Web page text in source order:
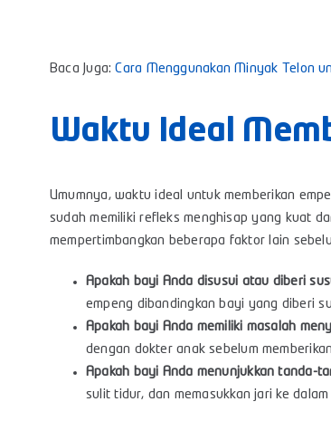
Baca Juga:Cara Menggunakan Minyak Telon
Waktu Ideal
Umumnya, waktu ideal untuk memberikan
sudah memiliki refleks menghisap yang kuat
mempertimbangkan beberapa faktor lain
Apakah bayi Anda disusui atau diberi
empeng dibandingkan bayi yang diberi
Apakah bayi Anda memiliki masalah
dengan dokter anak sebelum
Apakah bayi Anda menunjukkan tanda-
sulit tidur, dan memasukkan jari ke dalam